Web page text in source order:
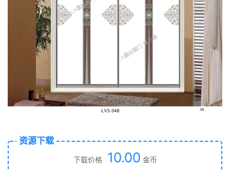
资源下载
下载价格 10.00 金币